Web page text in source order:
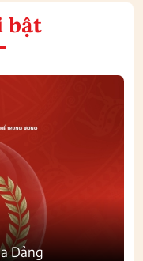
bật
Đảng